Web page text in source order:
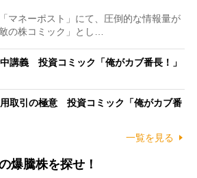
マネーポスト」にて、圧倒的な情報量が
の株コミック」とし…
講義 投資コミック「俺がカブ番長！」
取引の極意 投資コミック「俺がカブ番
一覧を見る
爆騰株を探せ！